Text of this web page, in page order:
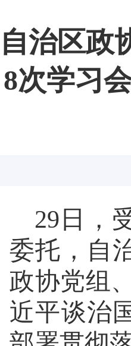
自治区政
8次学习
29日，
委托，自
政协党组
近平谈治